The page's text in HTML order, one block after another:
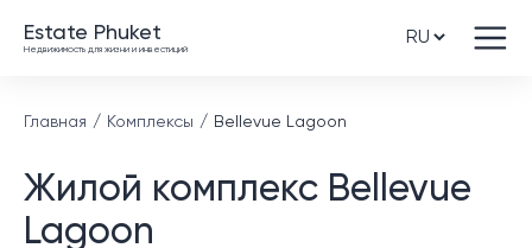
Estate Phuket
Недвижимость для жизни и инвестиций
Главная Комплексы Bellevue Lagoon
Жилой комплекс Bellevue
Lagoon